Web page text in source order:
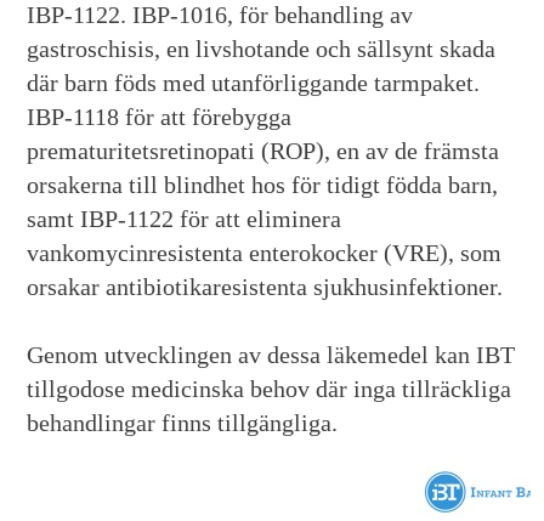
IBP-1122. IBP-1016, för behandling av
gastroschisis, en livshotande och sällsynt skada
där barn föds med utanförliggande tarmpaket.
IBP-1118 för att förebygga
prematuritetsretinopati (ROP), en av de främsta
orsakerna till blindhet hos för tidigt födda barn,
samt IBP-1122 för att eliminera
vankomycinresistenta enterokocker (VRE), som
orsakar antibiotikaresistenta sjukhusinfektioner.
Genom utvecklingen av dessa läkemedel kan IBT
tillgodose medicinska behov där inga tillräckliga
behandlingar finns tillgängliga.